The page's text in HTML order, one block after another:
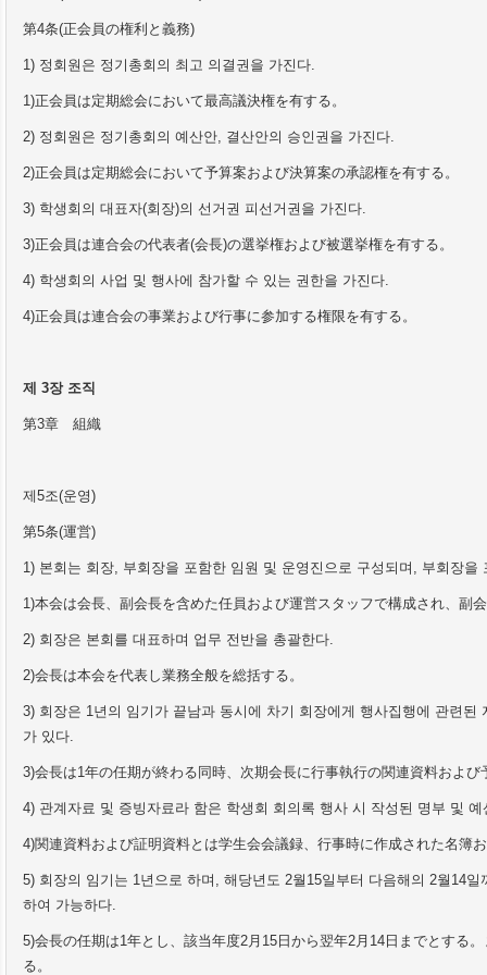
第4条(正会 員の権利と義務)
1) 정회원은 정기총회의 최고 의결권을 가진다
1)正会 員は定期総会において最高議決権を有する。
2) 정회원은 정기총회의 예산안 결산안의 승인권을 가진다
2)正会 員は定期総会において予算案および決算案の承認権を有する。
3) 학생회의 대표자(회장)의 선거권 피선거권을 가진다
3)正会 員は連合会の代表者(会長)の選挙権および被選挙権を有する。
4) 학생회의 사업 및 행사에 참가할 수 있는 권한을 가진다
4)正会 員は連合会の事業および行事に参加する権限を有する。
제 3장 조직
第3章 組織
제5조(운영)
第5条(運営)
1) 본회는 회장 부회장을 포함한 임원 및 운영진으로 구성되며 부회장을
1)本会は会長、副会長を含めた任員および運営スタッフで構成され、副会
2) 회장은 본회를 대표하며 업무 전반을 총괄한다
2)会長は本会を代表し業務全般を総括する。
3) 회장은 1 년의 임기가 끝남과 동시에 차기 회장에게 행사집행에 관련
가 있다
3)会長は1年の任期が終わる同時、次期会長に行事執行の関連資料および
4) 관계자료 및 증빙자료라 함은 학생회 회의록 행사 시 작성된 명부 및
4)関連資料および証明資料とは学生会会議録 、行事時に作成された名簿
5) 회장의 임기는 1 년으로 하며 해당년도 2월 15일부터 다음해의 2월 14일
하여 가능하다
5)会長の任期は1年とし、該当年度2 月 15日から翌年2 月 14日までとする
る。